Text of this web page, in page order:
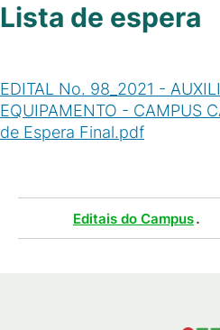
Lista de espera
EDITAL No. 98_2021 -
EQUIPAMENTO - CAMPUS
de Espera Final.pdf
Editais do Campus.